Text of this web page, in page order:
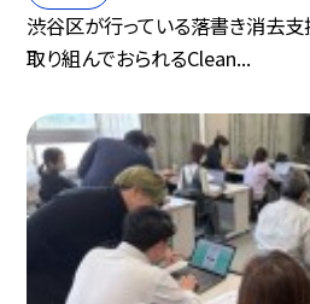
渋谷区が行っている落書き消去
取り組んでおられるClean...